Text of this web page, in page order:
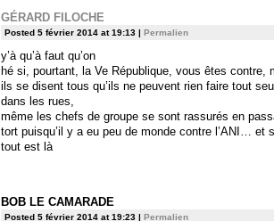
GÉRARD FILOCHE
Posted 5 février 2014 at 19:13 | Permalien
y’à qu’à faut qu’on
hé si, pourtant, la Ve République, vous êtes
ils se disent tous qu’ils ne peuvent rien faire tout
dans les rues,
même les chefs de groupe se sont rassurés en
tort puisqu’il y a eu peu de monde contre l’ANI…
tout est là
BOB LE CAMARADE
Posted 5 février 2014 at 19:23 | Permalien